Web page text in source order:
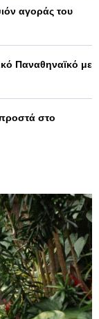
αγοράς του
Παναθηναϊκό με
στο